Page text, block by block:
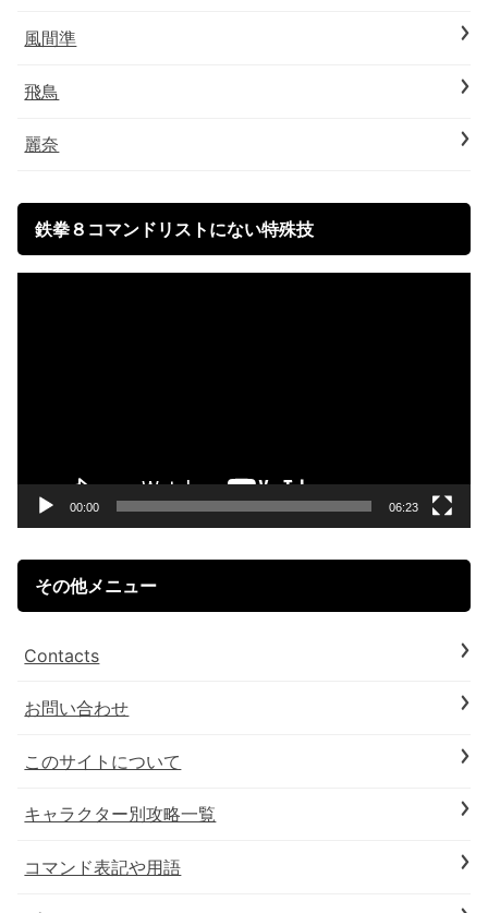
風間準
飛鳥
麗奈
鉄拳８コマンドリストにない特殊技
00:00 06:23
その他メニュー
Contacts
お問い合わせ
このサイトについて
キャラクター別攻略一覧
コマンド表記や用語